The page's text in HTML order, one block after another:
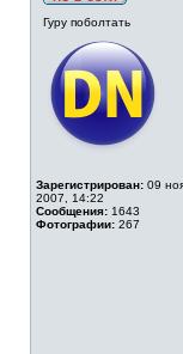
Гуру поболтать
Зарегистрирован: 09
2007, 14:22
Сообщения: 1643
Фотографии: 267